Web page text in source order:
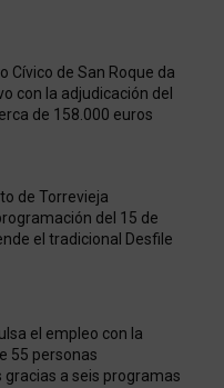
Cívico de San Roque da
con la adjudicación del
de 158.000 euros
de Torrevieja
del 15 de
el tradicional Desfile
el empleo con la
55 personas
a seis programas